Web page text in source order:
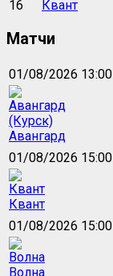
16
Квант
Матчи
01/08/2026 13:00
Авангард
01/08/2026 15:00
Квант
01/08/2026 15:00
Волна